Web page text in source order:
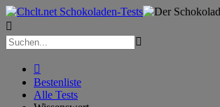



Bestenliste
Alle Tests